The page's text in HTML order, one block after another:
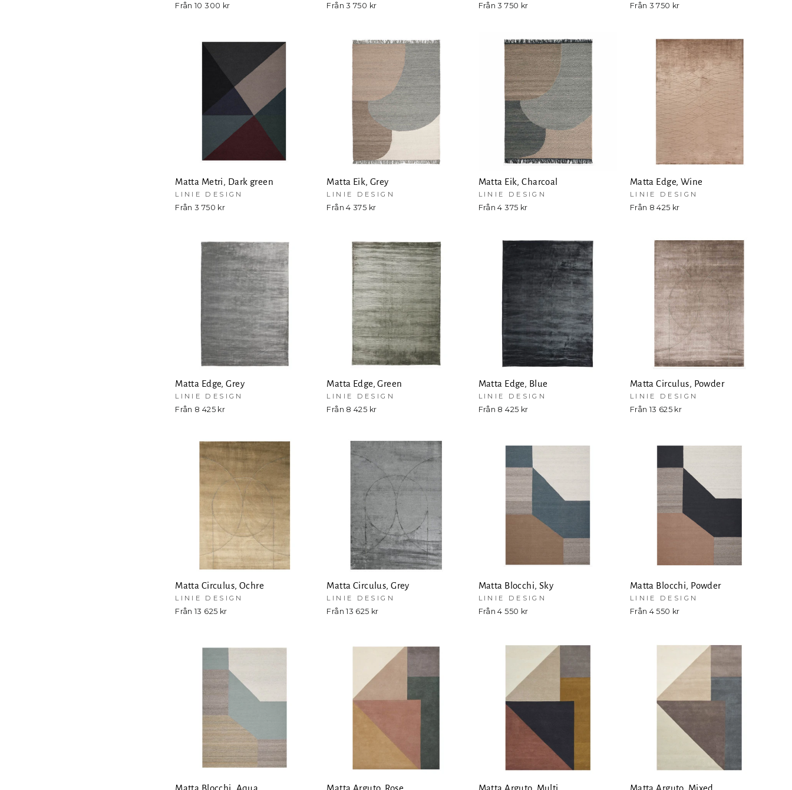
Från 10 300 kr Från 3 750 kr Från 3 750 kr Från 3 750 kr
Matta Metri, Dark green
LINIE DESIGN
Från 3 750 kr
Matta Eik, Grey
LINIE DESIGN
Från 4 375 kr
Matta Eik, Charcoal
LINIE DESIGN
Från 4 375 kr
Matta Edge, Wine
LINIE DESIGN
Från 8 425 kr
Matta Edge, Grey
LINIE DESIGN
Från 8 425 kr
Matta Edge, Green
LINIE DESIGN
Från 8 425 kr
Matta Edge, Blue
LINIE DESIGN
Från 8 425 kr
Matta Circulus, Powder
LINIE DESIGN
Från 13 625 kr
Matta Circulus, Ochre
LINIE DESIGN
Från 13 625 kr
Matta Circulus, Grey
LINIE DESIGN
Från 13 625 kr
Matta Blocchi, Sky
LINIE DESIGN
Från 4 550 kr
Matta Blocchi, Powder
LINIE DESIGN
Från 4 550 kr
Matta Blocchi, Aqua Matta Arguto, Rose Matta Arguto, Multi Matta Arguto, Mixed